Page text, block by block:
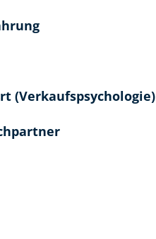
(Verkaufspsychologie)